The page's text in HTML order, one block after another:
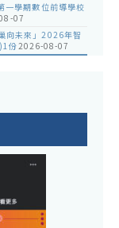
一學期數位前導學校
07
向未來」2026年智
份2026-08-07